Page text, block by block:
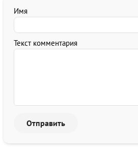
Имя
Текст комментария